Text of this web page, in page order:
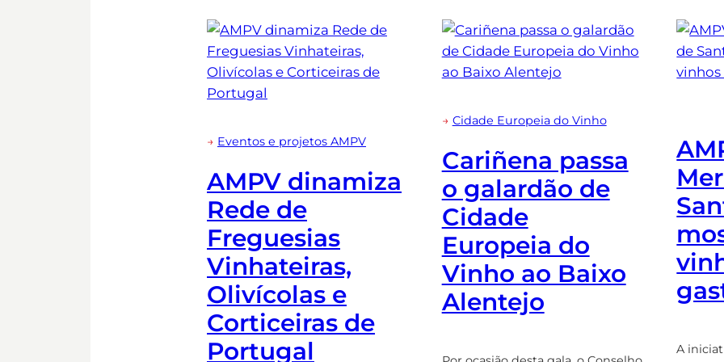
→ Eventos e projetos AMPV
AMPV dinamiza
Rede de
Freguesias
Vinhateiras,
Olivícolas e
Corticeiras de
Portugal
→ Cidade Europeia do Vinho
Cariñena passa
o galardão de
Cidade
Europeia do
Vinho ao Baixo
Alentejo
A